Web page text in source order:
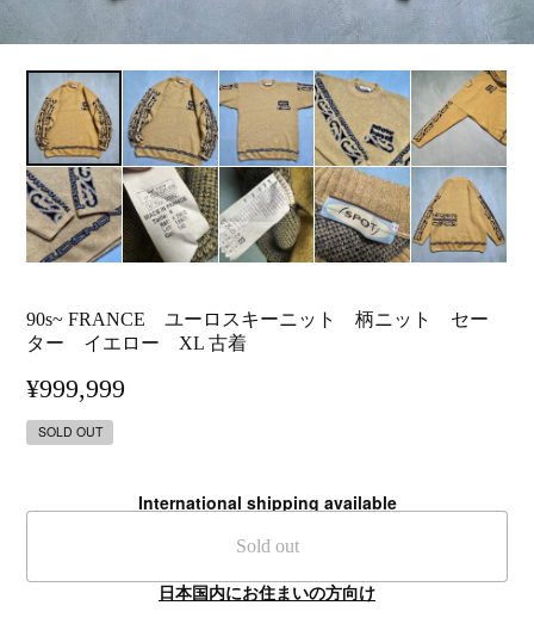
90s~ FRANCE ユーロスキーニット 柄ニット セー
ター イエロー XL 古着
¥999,999
SOLD OUT
International shipping available
Sold out
日本国内にお住まいの方向け